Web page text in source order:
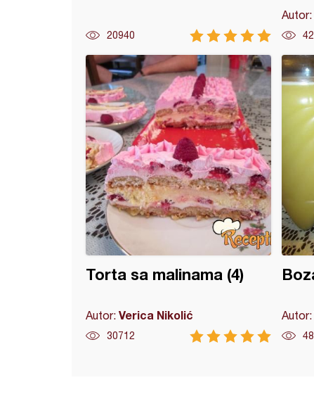
20940
Autor:
Torta sa malinama (4)
Autor: Verica Nikolić
30712
Autor: